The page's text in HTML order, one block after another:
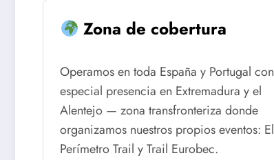
Zona de cobertura
Operamos en toda España y Portugal con
especial presencia en Extremadura y el
Alentejo — zona transfronteriza donde
organizamos nuestros propios eventos: El
Perímetro Trail y Trail Eurobec.